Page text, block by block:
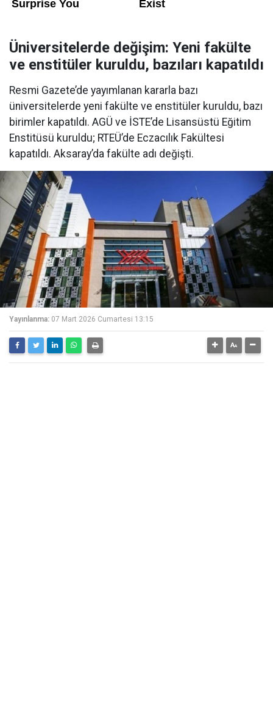
Üniversitelerde değişim: Yeni fakülte
ve enstitüler kuruldu, bazıları kapatıldı
Resmi Gazete’de yayımlanan kararla bazı
üniversitelerde yeni fakülte ve enstitüler kuruldu, bazı
birimler kapatıldı. AGÜ ve İSTE’de Lisansüstü Eğitim
Enstitüsü kuruldu; RTEÜ’de Eczacılık Fakültesi
kapatıldı. Aksaray’da fakülte adı değişti.
Yayınlanma: 07 Mart 2026 Cumartesi 13:15